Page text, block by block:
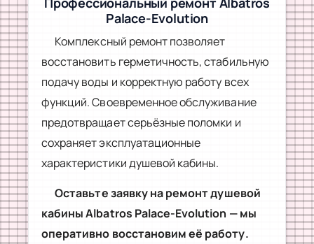
Palace-Evolution
Комплексный ремонт позволяет
восстановить герметичность, стабильную
подачу воды и корректную работу всех
функций. Своевременное обслуживание
предотвращает серьёзные поломки и
сохраняет эксплуатационные
характеристики душевой кабины.
Оставьте заявку на ремонт душевой
кабины Albatros Palace-Evolution — мы
оперативно восстановим её работу.